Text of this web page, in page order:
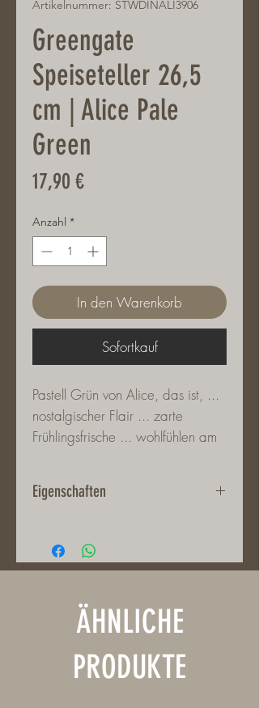
Artikelnummer: STWDINALI3906
Greengate
Speiseteller 26,5
cm | Alice Pale
Green
17,90 €Preis
Anzahl *
In den Warenkorb
Sofortkauf
Pastell Grün von Alice, das ist, ...
nostalgischer Flair ... zarte
Frühlingsfrische ... wohlfühlen am
Eigenschaften
Durchmesser 26,5 cm
Spülmaschinenfest und
ÄHNLICHE
PRODUKTE